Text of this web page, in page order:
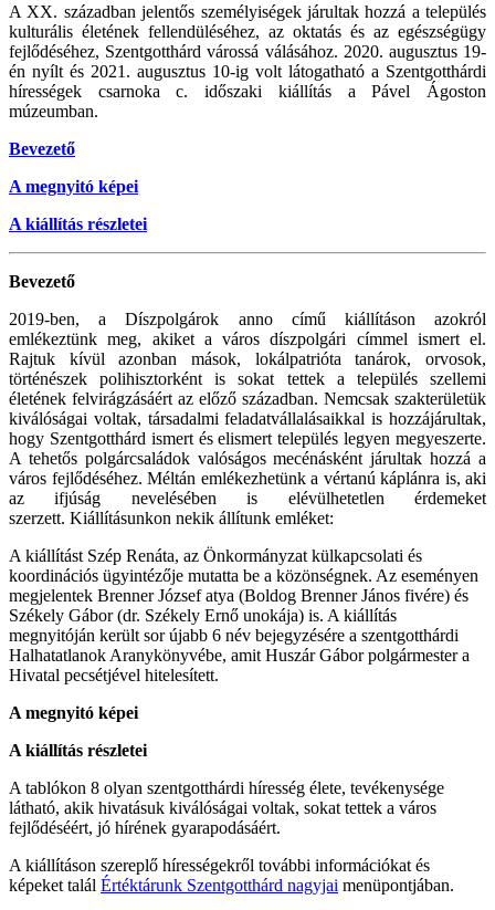
A XX. században jelentős személyiségek járultak hozzá a település
kulturális életének fellendüléséhez, az oktatás és az egészségügy
fejlődéséhez, Szentgotthárd várossá válásához. 2020. augusztus 19-
én nyílt és 2021. augusztus 10-ig volt látogatható a Szentgotthárdi
hírességek csarnoka c. időszaki kiállítás a Pável Ágoston
múzeumban.
Bevezető
A megnyitó képei
A kiállítás részletei
Bevezető
2019-ben, a Díszpolgárok anno című kiállításon azokról
emlékeztünk meg, akiket a város díszpolgári címmel ismert el.
Rajtuk kívül azonban mások, lokálpatrióta tanárok, orvosok,
történészek polihisztorként is sokat tettek a település szellemi
életének felvirágzásáért az előző században. Nemcsak szakterületük
kiválóságai voltak, társadalmi feladatvállalásaikkal is hozzájárultak,
hogy Szentgotthárd ismert és elismert település legyen megyeszerte.
A tehetős polgárcsaládok valóságos mecénásként járultak hozzá a
város fejlődéséhez. Méltán emlékezhetünk a vértanú káplánra is, aki
az ifjúság nevelésében is elévülhetetlen érdemeket
szerzett. Kiállításunkon nekik állítunk emléket:
A kiállítást Szép Renáta, az Önkormányzat külkapcsolati és
koordinációs ügyintézője mutatta be a közönségnek. Az eseményen
megjelentek Brenner József atya (Boldog Brenner János fivére) és
Székely Gábor (dr. Székely Ernő unokája) is. A kiállítás
megnyitóján került sor újabb 6 név bejegyzésére a szentgotthárdi
Halhatatlanok Aranykönyvébe, amit Huszár Gábor polgármester a
Hivatal pecsétjével hitelesített.
A megnyitó képei
A kiállítás részletei
A tablókon 8 olyan szentgotthárdi híresség élete, tevékenysége
látható, akik hivatásuk kiválóságai voltak, sokat tettek a város
fejlődéséért, jó hírének gyarapodásáért.
A kiállításon szereplő hírességekről további információkat és
képeket talál Értéktárunk Szentgotthárd nagyjai menüpontjában.